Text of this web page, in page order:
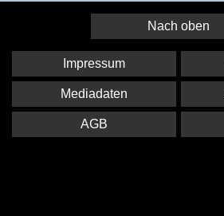
Nach oben
Impressum
Mediadaten
AGB